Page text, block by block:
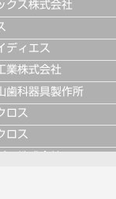
クス株式会社
ディエス
業株式会社
歯科器具製作所
ロス
ロス